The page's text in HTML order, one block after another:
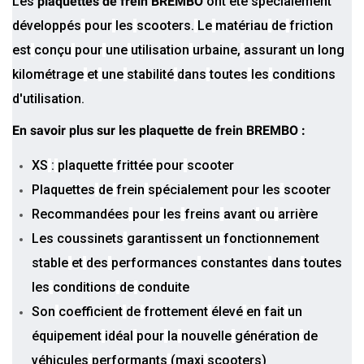
développés pour les scooters. Le matériau de friction
est conçu pour une utilisation urbaine, assurant un long
kilométrage et une stabilité dans toutes les conditions
d'utilisation.
En savoir plus sur les plaquette de frein BREMBO :
XS : plaquette frittée pour scooter
Plaquettes de frein spécialement pour les scooter
Recommandées pour les freins avant ou arrière
Les coussinets garantissent un fonctionnement
stable et des performances constantes dans toutes
les conditions de conduite
Son coefficient de frottement élevé en fait un
équipement idéal pour la nouvelle génération de
véhicules performants (maxi scooters)